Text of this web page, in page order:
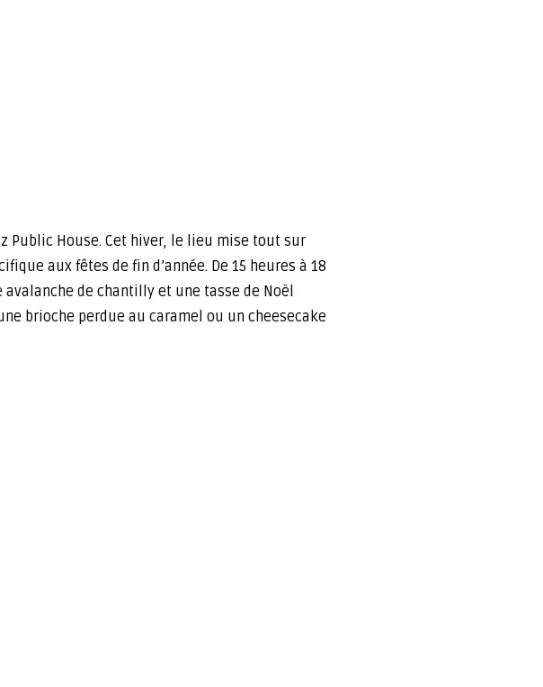
Public House. Cet hiver, le lieu mise tout sur
aux fêtes de fin d’année. De 15 heures à 18
de chantilly et une tasse de Noël
brioche perdue au caramel ou un cheesecake